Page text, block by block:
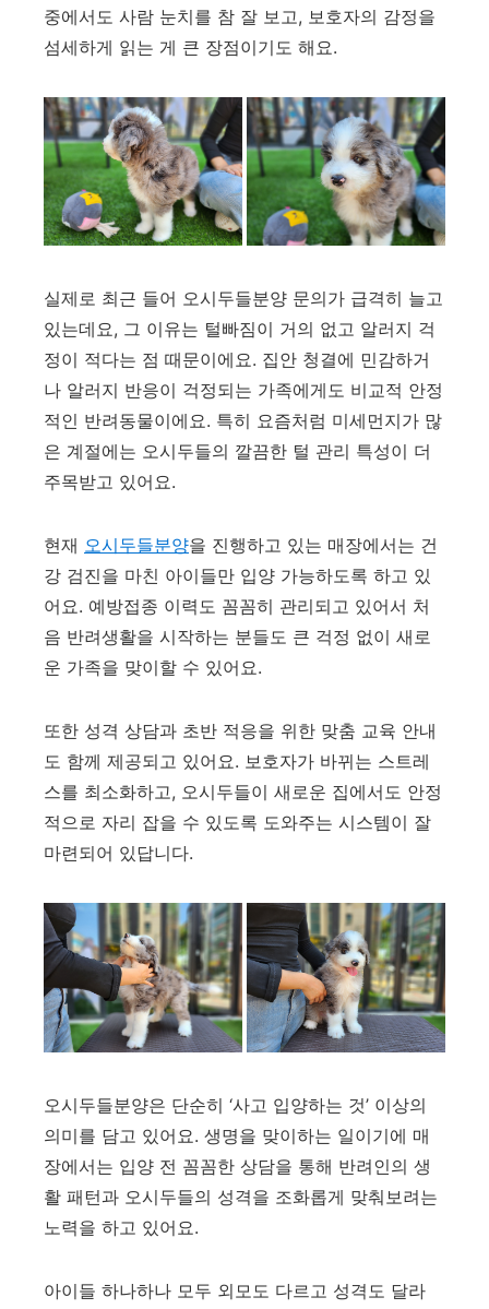
중에서도 사람 눈치를 참 잘 보고, 보호자의 감정을
섬세하게 읽는 게 큰 장점이기도 해요.
실제로 최근 들어 오시두들분양 문의가 급격히 늘고
있는데요, 그 이유는 털빠짐이 거의 없고 알러지 걱
정이 적다는 점 때문이에요. 집안 청결에 민감하거
나 알러지 반응이 걱정되는 가족에게도 비교적 안정
적인 반려동물이에요. 특히 요즘처럼 미세먼지가 많
은 계절에는 오시두들의 깔끔한 털 관리 특성이 더
주목받고 있어요.
현재 오시두들분양을 진행하고 있는 매장에서는 건
강 검진을 마친 아이들만 입양 가능하도록 하고 있
어요. 예방접종 이력도 꼼꼼히 관리되고 있어서 처
음 반려생활을 시작하는 분들도 큰 걱정 없이 새로
운 가족을 맞이할 수 있어요.
또한 성격 상담과 초반 적응을 위한 맞춤 교육 안내
도 함께 제공되고 있어요. 보호자가 바뀌는 스트레
스를 최소화하고, 오시두들이 새로운 집에서도 안정
적으로 자리 잡을 수 있도록 도와주는 시스템이 잘
마련되어 있답니다.
오시두들분양은 단순히 ‘사고 입양하는 것’ 이상의
의미를 담고 있어요. 생명을 맞이하는 일이기에 매
장에서는 입양 전 꼼꼼한 상담을 통해 반려인의 생
활 패턴과 오시두들의 성격을 조화롭게 맞춰보려는
노력을 하고 있어요.
아이들 하나하나 모두 외모도 다르고 성격도 달라